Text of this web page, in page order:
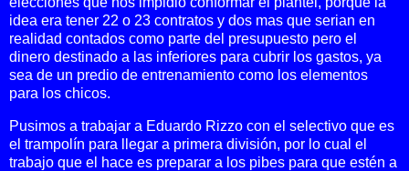
idea era tener 22 o 23 contratos y dos mas que serian en
realidad contados como parte del presupuesto pero el
dinero destinado a las inferiores para cubrir los gastos, ya
sea de un predio de entrenamiento como los elementos
para los chicos.
Pusimos a trabajar a Eduardo Rizzo con el selectivo que es
el trampolín para llegar a primera división, por lo cual el
trabajo que el hace es preparar a los pibes para que estén a